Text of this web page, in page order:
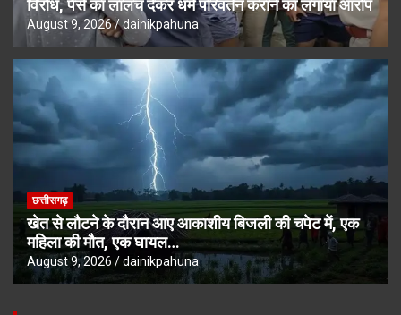
विरोध, पैसे का लालच देकर धर्म परिवर्तन कराने का लगाया आरोप
August 9, 2026 dainikpahuna
छत्तीसगढ़
खेत से लौटने के दौरान आए आकाशीय बिजली की चपेट में, एक
महिला की मौत, एक घायल…
August 9, 2026 dainikpahuna